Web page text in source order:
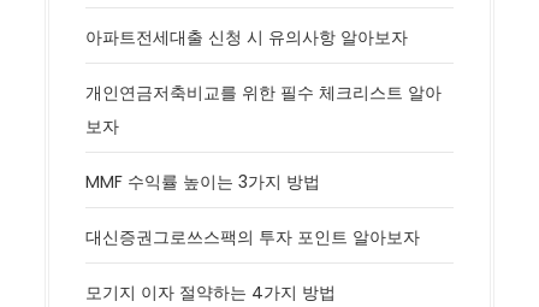
아파트전세대출 신청 시 유의사항 알아보자
개인연금저축비교를 위한 필수 체크리스트 알아
보자
MMF 수익률 높이는 3가지 방법
대신증권그로쓰스팩의 투자 포인트 알아보자
모기지 이자 절약하는 4가지 방법